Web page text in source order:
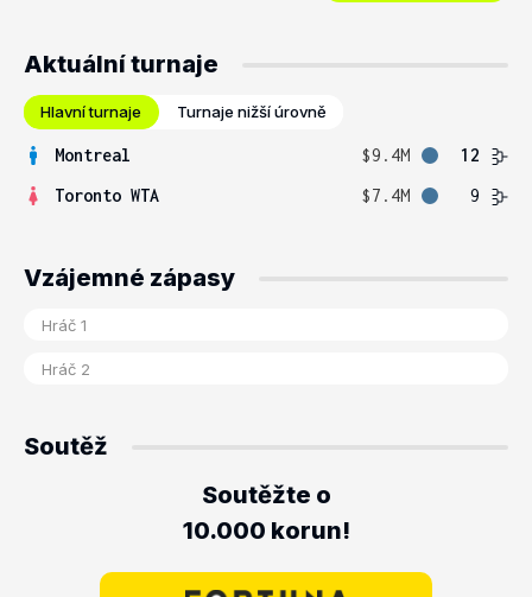
Aktuální turnaje
Hlavní turnaje Turnaje nižší úrovně
Montreal $9.4M
12
Toronto WTA
$7.4M 9
Vzájemné zápasy
Soutěž
Soutěžte o
10.000 korun!